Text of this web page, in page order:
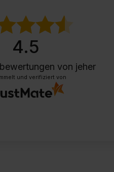
4.5
von jeher
und verifiziert von